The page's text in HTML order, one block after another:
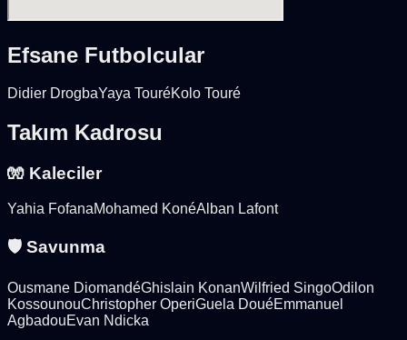
Efsane Futbolcular
Didier DrogbaYaya TouréKolo Touré
Takım Kadrosu
🧤 Kaleciler
Yahia FofanaMohamed KonéAlban Lafont
🛡️ Savunma
Ousmane DiomandéGhislain KonanWilfried SingoOdilon
KossounouChristopher OperiGuela DouéEmmanuel
AgbadouEvan Ndicka